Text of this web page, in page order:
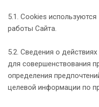
5.1. Cookies
работы Сайта.
5.2. Сведения о
для совершенствования
определения
целевой информации по